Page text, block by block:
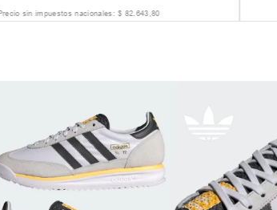
sin impuestos nacionales:$ 82.643,80